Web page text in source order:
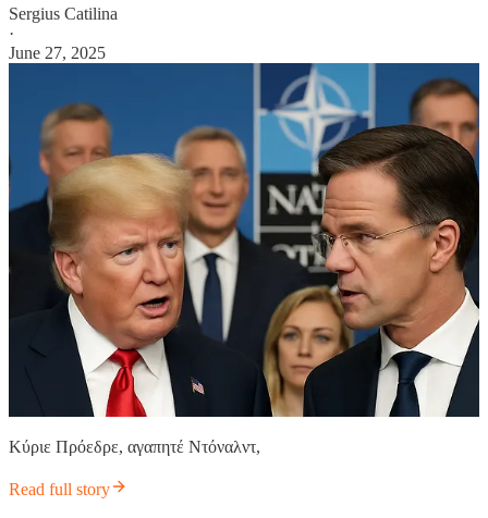
Sergius Catilina
·
June 27, 2025
Κύριε Πρόεδρε, αγαπητέ Ντόναλντ,
Read full story